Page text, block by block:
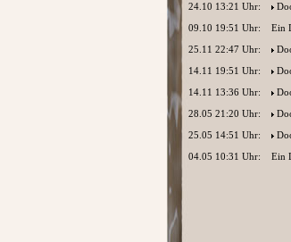
24.10 13:21 Uhr:
09.10 19:51 Uhr:
Ein
25.11 22:47 Uhr:
14.11 19:51 Uhr:
14.11 13:36 Uhr:
28.05 21:20 Uhr:
25.05 14:51 Uhr:
04.05 10:31 Uhr:
Ein